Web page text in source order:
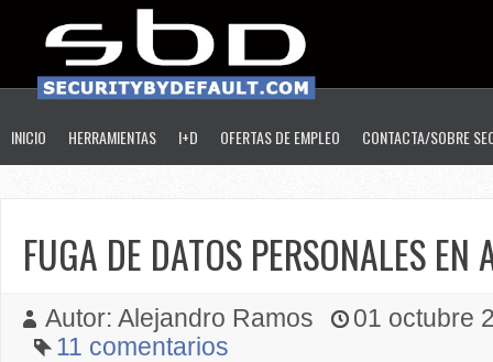
INICIO HERRAMIENTAS I+D OFERTAS DE EMPLEO CONTACTA/SOBRE
FUGA DE DATOS PERSONALES EN
Autor: Alejandro Ramos
01 octubre
11 comentarios